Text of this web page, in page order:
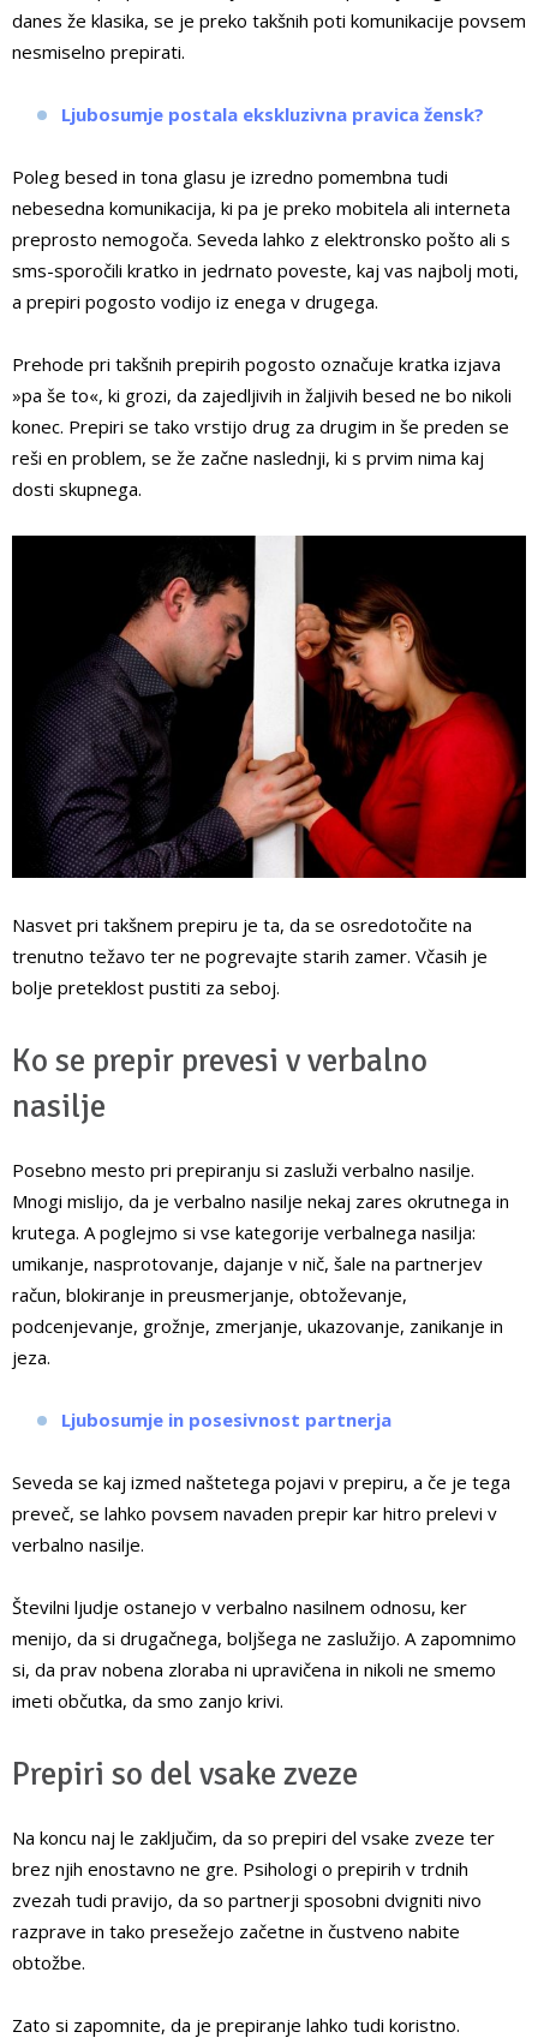
danes že klasika, se je preko takšnih poti komunikacije povsem
nesmiselno prepirati.
Ljubosumje postala ekskluzivna pravica žensk?
Poleg besed in tona glasu je izredno pomembna tudi
nebesedna komunikacija, ki pa je preko mobitela ali interneta
preprosto nemogoča. Seveda lahko z elektronsko pošto ali s
sms-sporočili kratko in jedrnato poveste, kaj vas najbolj moti,
a prepiri pogosto vodijo iz enega v drugega.
Prehode pri takšnih prepirih pogosto označuje kratka izjava
»pa še to«, ki grozi, da zajedljivih in žaljivih besed ne bo nikoli
konec. Prepiri se tako vrstijo drug za drugim in še preden se
reši en problem, se že začne naslednji, ki s prvim nima kaj
dosti skupnega.
Nasvet pri takšnem prepiru je ta, da se osredotočite na
trenutno težavo ter ne pogrevajte starih zamer. Včasih je
bolje preteklost pustiti za seboj.
Ko se prepir prevesi v verbalno
nasilje
Posebno mesto pri prepiranju si zasluži verbalno nasilje.
Mnogi mislijo, da je verbalno nasilje nekaj zares okrutnega in
krutega. A poglejmo si vse kategorije verbalnega nasilja:
umikanje, nasprotovanje, dajanje v nič, šale na partnerjev
račun, blokiranje in preusmerjanje, obtoževanje,
podcenjevanje, grožnje, zmerjanje, ukazovanje, zanikanje in
jeza.
Ljubosumje in posesivnost partnerja
Seveda se kaj izmed naštetega pojavi v prepiru, a če je tega
preveč, se lahko povsem navaden prepir kar hitro prelevi v
verbalno nasilje.
Številni ljudje ostanejo v verbalno nasilnem odnosu, ker
menijo, da si drugačnega, boljšega ne zaslužijo. A zapomnimo
si, da prav nobena zloraba ni upravičena in nikoli ne smemo
imeti občutka, da smo zanjo krivi.
Prepiri so del vsake zveze
Na koncu naj le zaključim, da so prepiri del vsake zveze ter
brez njih enostavno ne gre. Psihologi o prepirih v trdnih
zvezah tudi pravijo, da so partnerji sposobni dvigniti nivo
razprave in tako presežejo začetne in čustveno nabite
obtožbe.
Zato si zapomnite, da je prepiranje lahko tudi koristno.